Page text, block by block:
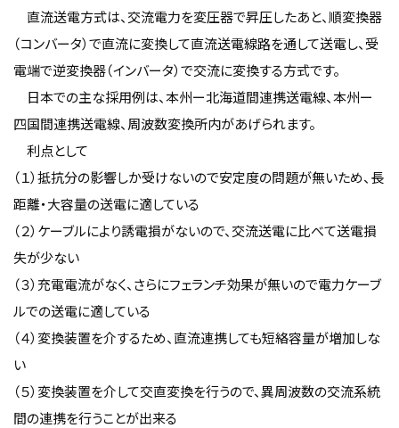
直流送電方式は、交流電力を変圧器で昇圧したあと、順変換器
（コンバータ）で直流に変換して直流送電線路を通して送電し、受
電端で逆変換器（インバータ）で交流に変換する方式です。
日本での主な採用例は、本州ー北海道間連携送電線、本州ー
四国間連携送電線、周波数変換所内があげられます。
利点として
（１）抵抗分の影響しか受けないので安定度の問題が無いため、長
距離・大容量の送電に適している
（２）ケーブルにより誘電損がないので、交流送電に比べて送電損
失が少ない
（３）充電電流がなく、さらにフェランチ効果が無いので電力ケーブ
ルでの送電に適している
（４）変換装置を介するため、直流連携しても短絡容量が増加しな
い
（５）変換装置を介して交直変換を行うので、異周波数の交流系統
間の連携を行うことが出来る